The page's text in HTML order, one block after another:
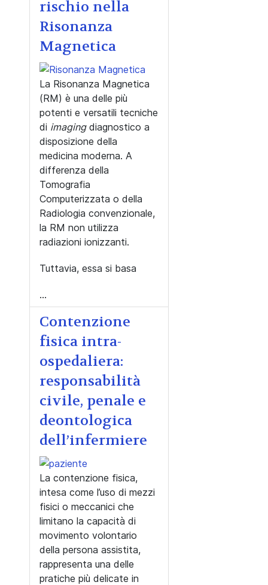
rischio nella
Risonanza
Magnetica
La Risonanza Magnetica
(RM) è una delle più
potenti e versatili tecniche
di imagingdiagnostico a
disposizione della
medicina moderna. A
differenza della
Tomografia
Computerizzata o della
Radiologia convenzionale,
la RM non utilizza
radiazioni ionizzanti.
Tuttavia, essa si basa
...
Contenzione
fisica intra-
ospedaliera:
responsabilità
civile, penale e
deontologica
dell’infermiere
La contenzione fisica,
intesa come l’uso di mezzi
fisici o meccanici che
limitano la capacità di
movimento volontario
della persona assistita,
rappresenta una delle
pratiche più delicate in